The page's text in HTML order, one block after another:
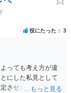
役にたった 3
っても考え方が違
にした私見として
させた上で、淡々